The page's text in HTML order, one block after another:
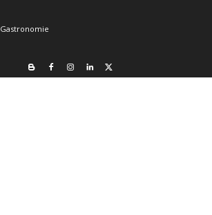
Gastronomie